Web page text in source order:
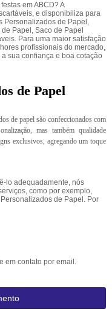
em ABCD? A
e disponibiliza para
Personalizados de Papel,
Papel, Saco de Papel
Para uma maior satisfação
profissionais do mercado,
sua confiança e boa cotação
de Papel
de papel são confeccionados com
mas também qualidade
exclusivos, agregando um toque
lo adequadamente, nós
como por exemplo,
de Papel. Por
em contato por email.